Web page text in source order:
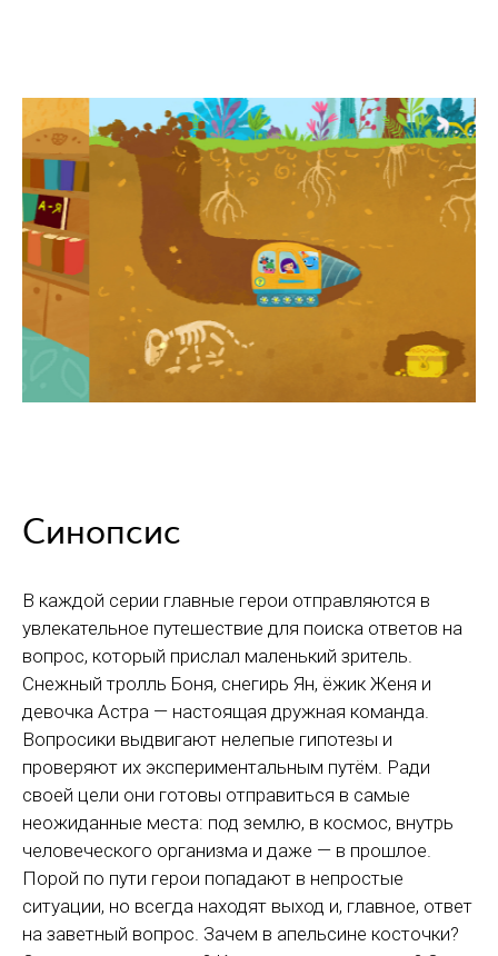
Синопсис
В каждой серии главные герои отправляются в
увлекательное путешествие для поиска ответов на
вопрос, который прислал маленький зритель.
Снежный тролль Боня, снегирь Ян, ёжик Женя и
девочка Астра — настоящая дружная команда.
Вопросики выдвигают нелепые гипотезы и
проверяют их экспериментальным путём. Ради
своей цели они готовы отправиться в самые
неожиданные места: под землю, в космос, внутрь
человеческого организма и даже — в прошлое.
Порой по пути герои попадают в непростые
ситуации, но всегда находят выход и, главное, ответ
на заветный вопрос. Зачем в апельсине косточки?